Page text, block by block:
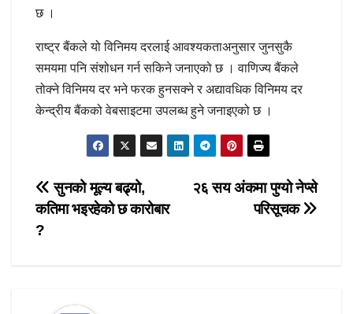
छ ।
राष्ट्र बैंकले यो विनिमय दरलाई आवश्यकताअनुसार जुनसुकै
समयमा पनि संशोधन गर्न सकिने जनाएको छ । वाणिज्य बैंकले
तोक्ने विनिमय दर भने फरक हुनसक्ने र अद्यावधिक विनिमय दर
केन्द्रीय बैंकको वेबसाइटमा उपलब्ध हुने जनाइएको छ ।
Post
navigation
२६ सय अंकमा पुग्यो नेप्से
परिसूचक
सुनको मूल्य बढ्यो,
कतिमा भइरहेको छ कारोबार
?